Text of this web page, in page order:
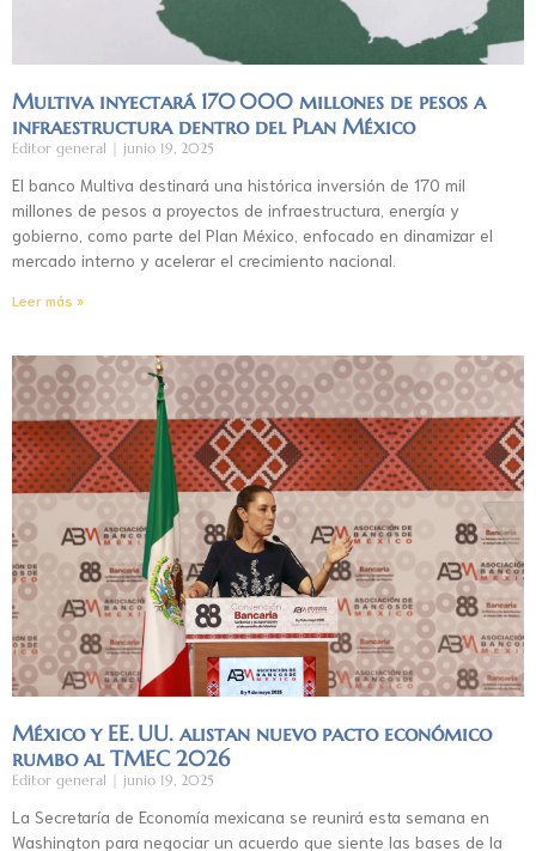
Multiva inyectará 170 000 millones de pesos a
infraestructura dentro del Plan México
Editor general junio 19, 2025
El banco Multiva destinará una histórica inversión de 170 mil
millones de pesos a proyectos de infraestructura, energía y
gobierno, como parte del Plan México, enfocado en dinamizar el
mercado interno y acelerar el crecimiento nacional.
Leer más »
México y EE. UU. alistan nuevo pacto económico
rumbo al TMEC 2026
Editor general junio 19, 2025
La Secretaría de Economía mexicana se reunirá esta semana en
Washington para negociar un acuerdo que siente las bases de la